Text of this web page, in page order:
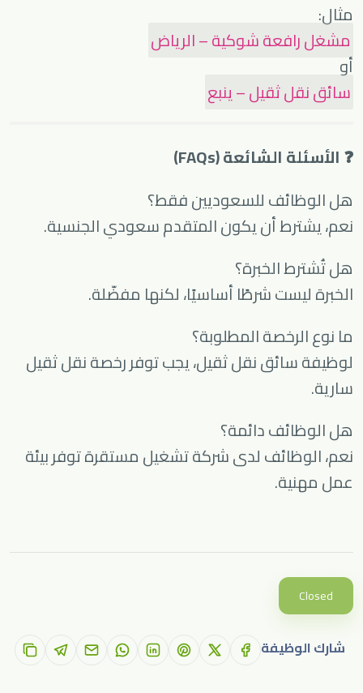
مثال:
مشغل رافعة شوكية – الرياض
أو
سائق نقل ثقيل – ينبع
❓ الأسئلة الشائعة (FAQs)
هل الوظائف للسعوديين فقط؟
نعم، يشترط أن يكون المتقدم سعودي الجنسية.
هل تُشترط الخبرة؟
الخبرة ليست شرطًا أساسيًا، لكنها مفضّلة.
ما نوع الرخصة المطلوبة؟
لوظيفة سائق نقل ثقيل، يجب توفر رخصة نقل ثقيل
سارية.
هل الوظائف دائمة؟
نعم، الوظائف لدى شركة تشغيل مستقرة توفر بيئة
عمل مهنية.
Closed
شارك الوظيفة